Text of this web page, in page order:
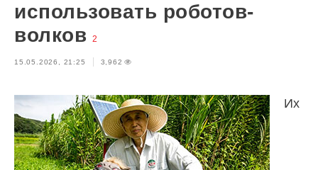
использовать роботов-
волков
2
15.05.2026, 21:25 3,962
Их